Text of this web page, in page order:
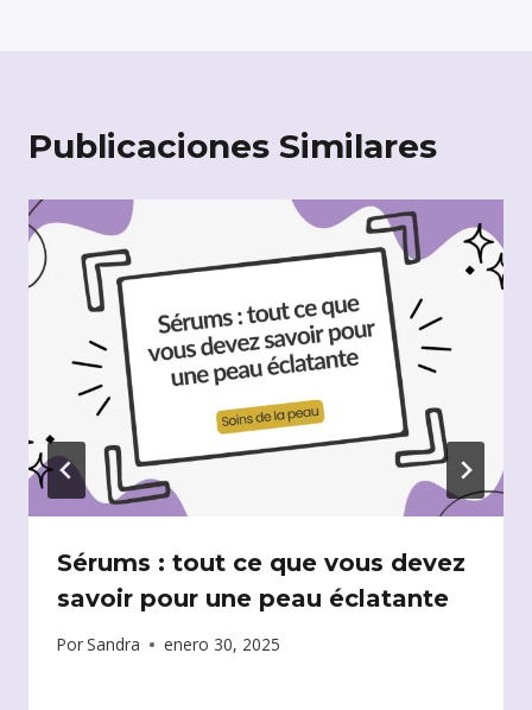
Publicaciones Similares
Sérums : tout ce que vous devez
savoir pour une peau éclatante
PorSandra enero 30, 2025